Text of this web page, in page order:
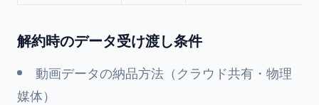
解約時のデータ受け渡し条件
動画データの納品方法（クラウド共有・物理
媒体）